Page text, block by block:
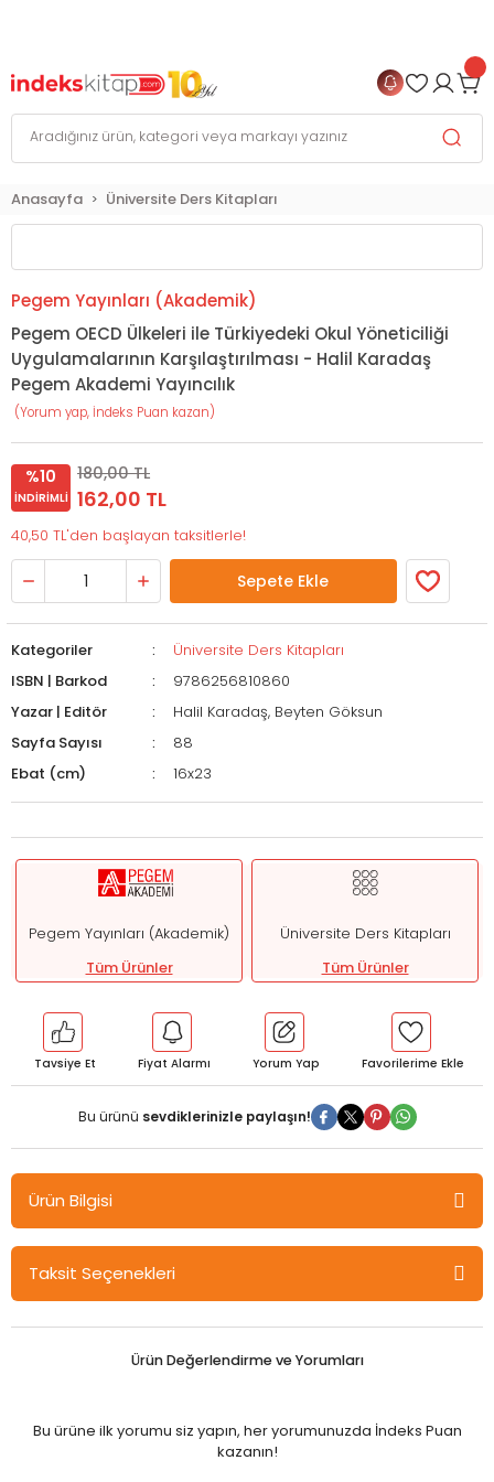
Anasayfa Üniversite Ders Kitapları
Pegem Yayınları (Akademik)
Pegem OECD Ülkeleri ile Türkiyedeki Okul Yöneticiliği
Uygulamalarının Karşılaştırılması - Halil Karadaş
Pegem Akademi Yayıncılık
(Yorum yap, İndeks Puan kazan)
%10
İNDIRIMLI
180,00 TL
162,00 TL
40,50 TL'den başlayan taksitlerle!
Sepete Ekle
Kategoriler
Üniversite Ders Kitapları
ISBN | Barkod
9786256810860
Yazar | Editör
Halil Karadaş, Beyten Göksun
Sayfa Sayısı
88
Ebat (cm)
16x23
Pegem Yayınları (Akademik)
Tüm Ürünler
Üniversite Ders Kitapları
Tüm Ürünler
Tavsiye Et Fiyat Alarmı Yorum Yap
Bu ürünü sevdiklerinizle paylaşın!
Ürün Bilgisi
Pegem OECD Ülkeleri ile Türkiyedeki Okul Yöneticiliği
Uygulamalarının Karşılaştırılması - Halil Karadaş Pegem Akademi
Yayıncılık
Elinizdeki kitapta OECD ülkeleri ile PISA ve TIMMS gibi sınavlarda
sistemiyle karşılaştırılmıştır. Eğitim sisteminin doğru şekilde
ilerlemesinde, okul yöneticilerinin sahip oldukları özellikler kritik rol
oynamaktadır. Bir ülkenin ekonomik, sosyal ve siyasi açıdan
Taksit Seçenekleri
Ürün Değerlendirme ve Yorumları
Bu ürüne ilk yorumu siz yapın, her yorumunuzda İndeks Puan
kazanın!